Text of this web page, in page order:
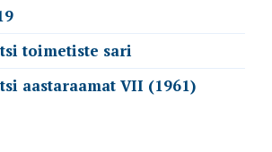
toimetiste sari
aastaraamat VII (1961)